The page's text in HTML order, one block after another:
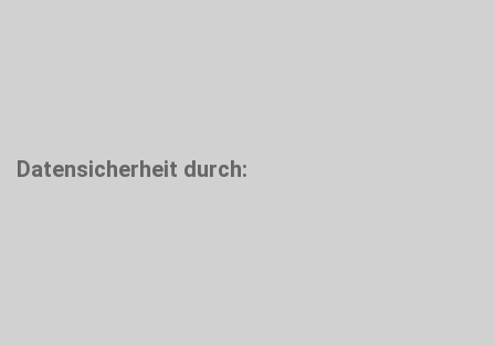
Datensicherheit durch: